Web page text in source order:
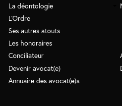
La déontologie
L'Ordre
Ses autres atouts
Les honoraires
Conciliateur
Devenir avocat(e)
Annuaire des avocat(e)s